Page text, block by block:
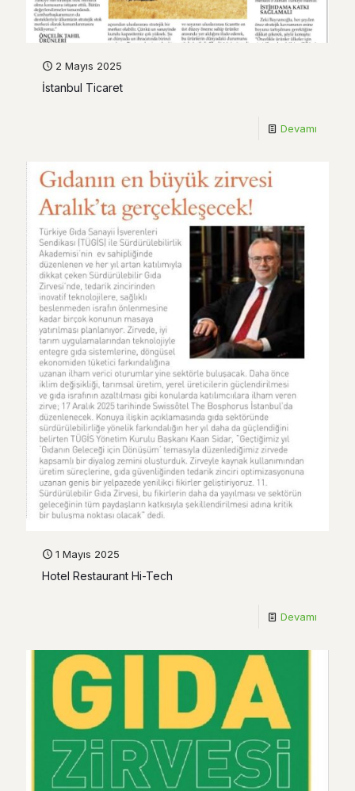
2 Mayıs 2025
İstanbul Ticaret
Devamı
1 Mayıs 2025
Hotel Restaurant Hi-Tech
Devamı